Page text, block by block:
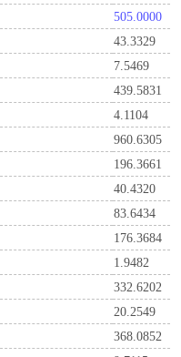
505.0000
43.3329
7.5469
439.5831
4.1104
960.6305
196.3661
40.4320
83.6434
176.3684
1.9482
332.6202
20.2549
368.0852